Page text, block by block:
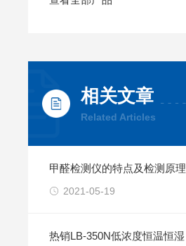
相关文章
Related Articles
甲醛检测仪的特点及检测原理
2021-05-19
热销LB-350N低浓度恒温恒湿